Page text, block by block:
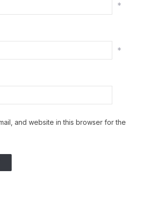
*
*
and website in this browser for the